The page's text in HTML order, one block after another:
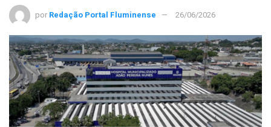
por Redação Portal Fluminense 26/06/2026